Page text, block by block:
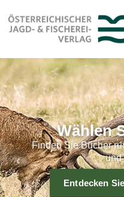
Wählen
Finden Sie Bücher
und
Entdecken
‹